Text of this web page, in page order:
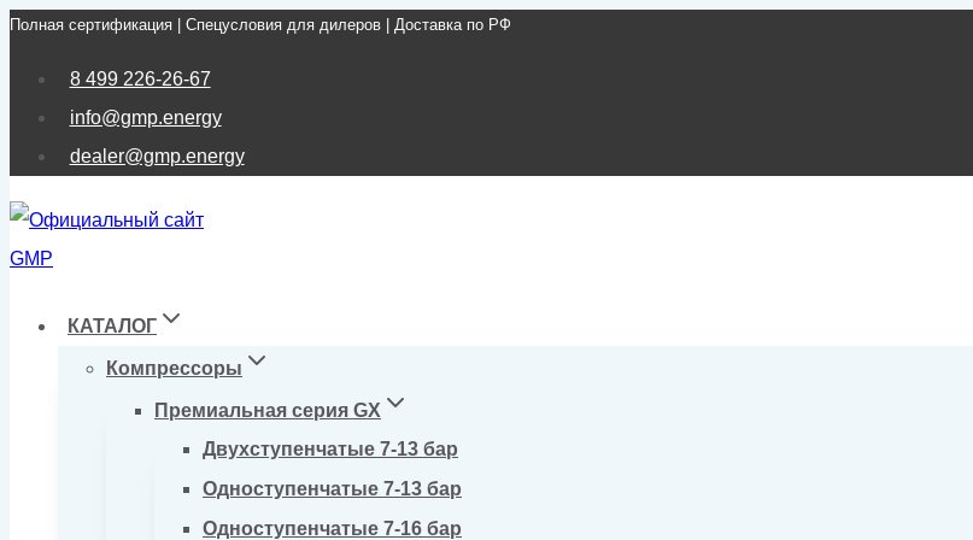
Перейти
Полная сертификация | Спецусловия для дилеров | Доставка по РФ
8 499 226-26-67
info@gmp.energy
dealer@gmp.energy
КАТАЛОГ
Компрессоры
Премиальная серия GX
Двухступенчатые 7-13 бар
Одноступенчатые 7-13 бар
Одноступенчатые 7-16 бар